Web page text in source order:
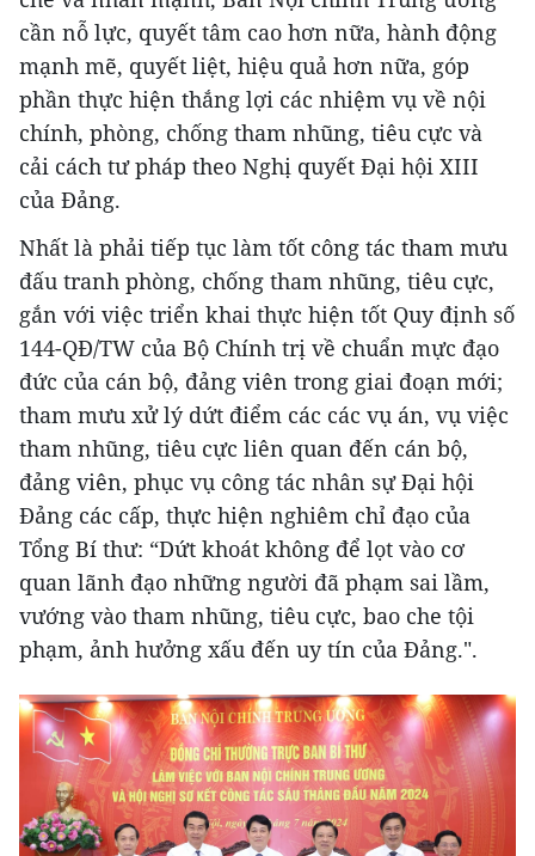
cần nỗ lực, quyết tâm cao hơn nữa, hành động
mạnh mẽ, quyết liệt, hiệu quả hơn nữa, góp
phần thực hiện thắng lợi các nhiệm vụ về nội
chính, phòng, chống tham nhũng, tiêu cực và
cải cách tư pháp theo Nghị quyết Đại hội XIII
của Đảng.
Nhất là phải tiếp tục làm tốt công tác tham mưu
đấu tranh phòng, chống tham nhũng, tiêu cực,
gắn với việc triển khai thực hiện tốt Quy định số
144-QĐ/TW của Bộ Chính trị về chuẩn mực đạo
đức của cán bộ, đảng viên trong giai đoạn mới;
tham mưu xử lý dứt điểm các các vụ án, vụ việc
tham nhũng, tiêu cực liên quan đến cán bộ,
đảng viên, phục vụ công tác nhân sự Đại hội
Đảng các cấp, thực hiện nghiêm chỉ đạo của
Tổng Bí thư: “Dứt khoát không để lọt vào cơ
quan lãnh đạo những người đã phạm sai lầm,
vướng vào tham nhũng, tiêu cực, bao che tội
phạm, ảnh hưởng xấu đến uy tín của Đảng.".